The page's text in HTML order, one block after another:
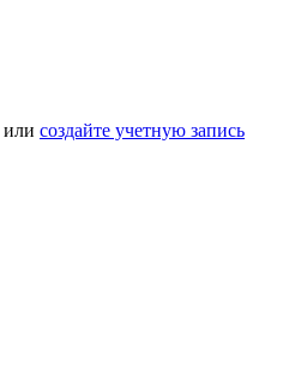
или создайте учетную запись